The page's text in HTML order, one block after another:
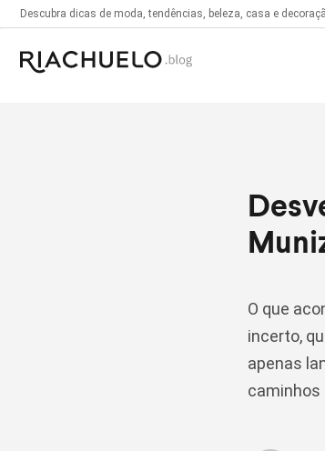
Descubra dicas de moda, tendências, beleza, casa e
O que
incerto,
apenas
caminhos